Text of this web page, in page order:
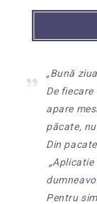
„Bună
De
apare
păcate,
Din
Pentru